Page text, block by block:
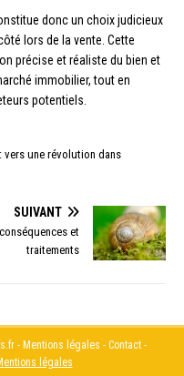
donc un choix judicieux
lors de la vente. Cette
précise et réaliste du bien et
immobilier, tout en
potentiels.
vers une révolution dans
SUIVANT
et
traitements
- Mentions légales - Contact -
légales